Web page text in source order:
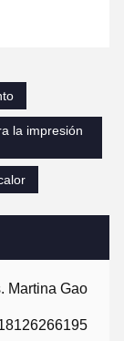
Martina Gao
la impresión